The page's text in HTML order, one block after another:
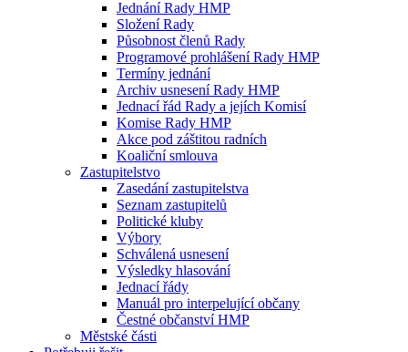
Jednání Rady HMP
Složení Rady
Působnost členů Rady
Programové prohlášení Rady HMP
Termíny jednání
Archiv usnesení Rady HMP
Jednací řád Rady a jejích Komisí
Komise Rady HMP
Akce pod záštitou radních
Koaliční smlouva
Zastupitelstvo
Zasedání zastupitelstva
Seznam zastupitelů
Politické kluby
Výbory
Schválená usnesení
Výsledky hlasování
Jednací řády
Manuál pro interpelující občany
Čestné občanství HMP
Městské části